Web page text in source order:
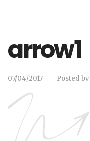
arrow1
07/04/2017 Posted by